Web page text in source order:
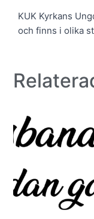
KUK Kyrkans
och finns i olika